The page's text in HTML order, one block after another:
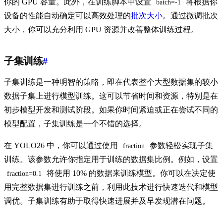
batch=-1
设备的性能自动确定可以高效处理的批次大小。通过微调批次
大小，你可以充分利用 GPU 资源并改善整体训练过程。
子集训练#
子集训练是一种明智的策略，即在代表整个大型数据集的较小
数据子集上进行模型训练。这可以节省时间和资源，特别是在
初步模型开发和测试阶段。如果你时间紧迫或正在尝试不同的
模型配置，子集训练是一个不错的选择。
在 YOLO26 中，你可以通过使用 fraction
参数轻松实现子集
训练。该参数允许你指定用于训练的数据集比例。例如，设置
fraction=0.1
将使用 10% 的数据来训练模型。你可以在决定使
用完整数据集进行训练之前，利用此技术进行快速迭代和模型
调优。子集训练有助于取得快速进展并及早发现潜在问题。